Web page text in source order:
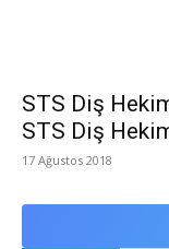
STS Diş
STS Diş
17 Ağustos 2018